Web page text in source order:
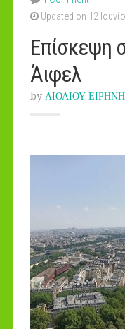
Updated on 12
Επίσκεψη
Άιφελ
by ΛΙΟΛΙΟΥ ΕΙΡΗΝΗ